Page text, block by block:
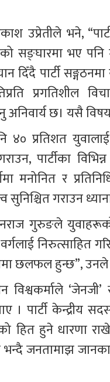
उप्रेतीले भने,
सङ्घारमा भए
दिँदै पार्टी
छ। यसै
प्रतिशत
पार्टीका
मनोनित र
सुनिश्चित गराउन
धनराज गुरुङले
निरुत्साहित
छलफल हुन्छ”,
विश्वकर्माले
। पार्टी केन्द्रीय
हित हुने धारणा
जनतामाझ